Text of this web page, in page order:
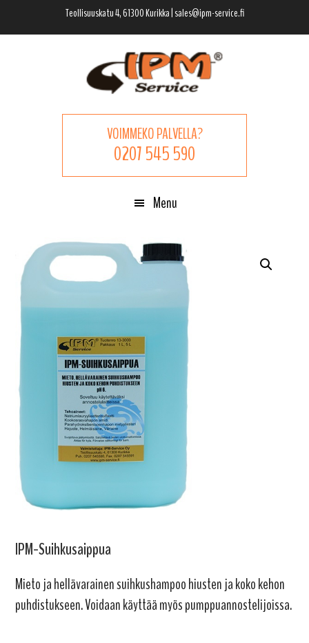
pääsisältöön
ensisijaiseen
alatunnisteeseen
Teollisuuskatu 4, 61300 Kurikka | sales@ipm-service.fi
VOIMMEKO PALVELLA?
0207 545 590
Menu
IPM-Suihkusaippua
Mieto ja hellävarainen suihkushampoo hiusten ja koko kehon
puhdistukseen. Voidaan käyttää myös pumppuannostelijoissa.